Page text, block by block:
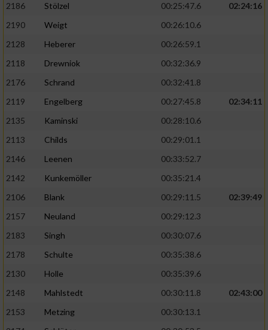
2186 Stölzel 00:25:47.6
02:24:16
2190
Weigt
00:26:10.6
2128
Heberer
00:26:59.1
2118
Drewniok
00:32:36.9
2176
Schrand
00:32:41.8
2119
Engelberg 00:27:45.8
02:34:11
2135
Kaminski
00:28:10.6
2113
Childs
00:29:01.1
2146
Leenen
00:33:52.7
2142
Kunkemöller
00:35:21.4
2106
Blank 00:29:11.5
02:39:49
2157
Neuland
00:29:12.3
2183
Singh
00:30:07.6
2178
Schulte
00:35:38.6
2130
Holle
00:35:39.6
2148
Mahlstedt 00:30:11.8
02:43:00
2153
Metzing
00:30:13.1